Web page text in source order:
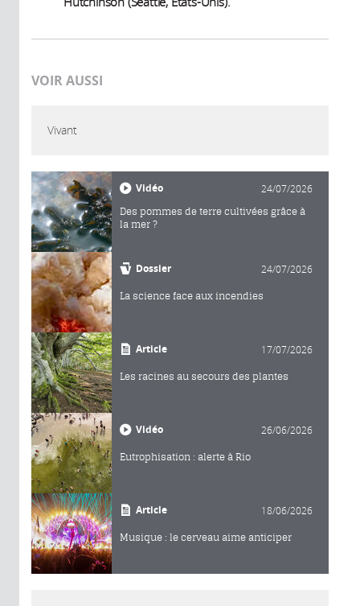
VOIR AUSSI
Vivant
Vidéo 24/07/2026
Des pommes de terre cultivées grâce à
la mer ?
Dossier 24/07/2026
La science face aux incendies
Article 17/07/2026
Les racines au secours des plantes
Vidéo 26/06/2026
Eutrophisation : alerte à Rio
Article 18/06/2026
Musique : le cerveau aime anticiper